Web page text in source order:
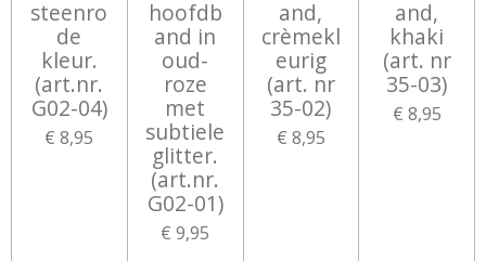
steenro
de
kleur.
(art.nr.
G02-04)
€ 8,95
hoofdb
and in
oud-
roze
met
subtiele
glitter.
(art.nr.
G02-01)
€ 9,95
and,
crèmekl
eurig
(art. nr
35-02)
€ 8,95
and,
khaki
(art. nr
35-03)
€ 8,95